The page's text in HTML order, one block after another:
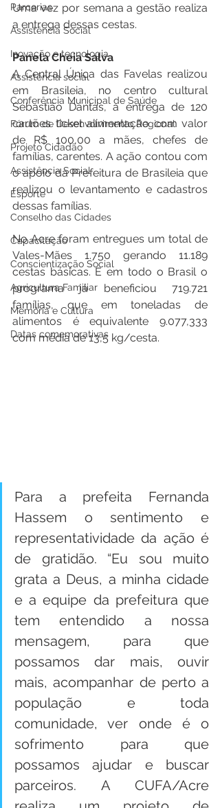
Parcerias
Assistência Social
Inovação e tecnologia
Assistência social
Conferência Municipal de Saúde
Fórum de Desenvolvimento Regional
Projeto Cidadão
Assistência Social
Esporte
Conselho das Cidades
Capacitação
Conscientização Social
Agricultura Familiar
Memória e Cultura
Datas comemorativas
Uma vez por semana a gestão realiza
a entrega dessas cestas.
Panela Cheia Salva
A Central Única das Favelas realizou
em Brasileia, no centro cultural
Sebastião Dantas, a entrega de 120
cartões ticket alimentação com valor
de R$ 100,00 a mães, chefes de
famílias, carentes. A ação contou com
o apoio da Prefeitura de Brasileia que
realizou o levantamento e cadastros
dessas famílias.
No Acre foram entregues um total de
Vales-Mães 1.750 gerando 11.189
cestas básicas. E em todo o Brasil o
programa já beneficiou 719.721
famílias, que em toneladas de
alimentos é equivalente 9.077,333
com média de 13,5 kg/cesta.
Para a prefeita Fernanda
Hassem o sentimento e
representatividade da ação é
de gratidão. “Eu sou muito
grata a Deus, a minha cidade
e a equipe da prefeitura que
tem entendido a nossa
mensagem, para que
possamos dar mais, ouvir
mais, acompanhar de perto a
população e toda
comunidade, ver onde é o
sofrimento para que
possamos ajudar e buscar
parceiros. A CUFA/Acre